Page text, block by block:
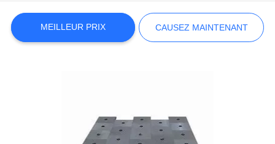
CONTACTEZ-
MEILLEUR PRIX CAUSEZ MAINTENANT